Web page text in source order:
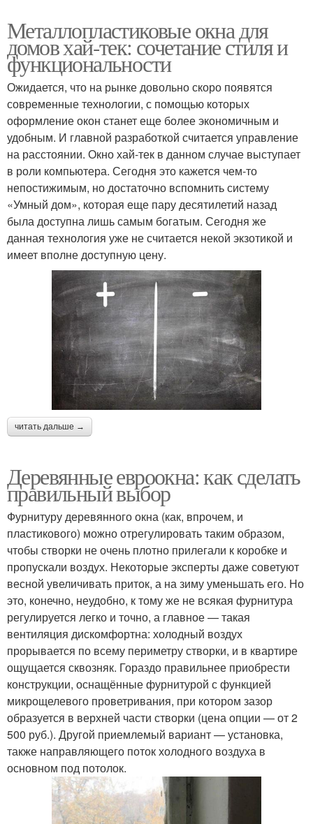
Металлопластиковые окна для
домов хай-тек: сочетание стиля и
функциональности
Ожидается, что на рынке довольно скоро появятся
современные технологии, с помощью которых
оформление окон станет еще более экономичным и
удобным. И главной разработкой считается управление
на расстоянии. Окно хай-тек в данном случае выступает
в роли компьютера. Сегодня это кажется чем-то
непостижимым, но достаточно вспомнить систему
«Умный дом», которая еще пару десятилетий назад
была доступна лишь самым богатым. Сегодня же
данная технология уже не считается некой экзотикой и
имеет вполне доступную цену.
читать дальше →
Деревянные евроокна: как сделать
правильный выбор
Фурнитуру деревянного окна (как, впрочем, и
пластикового) можно отрегулировать таким образом,
чтобы створки не очень плотно прилегали к коробке и
пропускали воздух. Некоторые эксперты даже советуют
весной увеличивать приток, а на зиму уменьшать его. Но
это, конечно, неудобно, к тому же не всякая фурнитура
регулируется легко и точно, а главное — такая
вентиляция дискомфортна: холодный воздух
прорывается по всему периметру створки, и в квартире
ощущается сквозняк. Гораздо правильнее приобрести
конструкции, оснащённые фурнитурой с функцией
микрощелевого проветривания, при котором зазор
образуется в верхней части створки (цена опции — от 2
500 руб.). Другой приемлемый вариант — установка,
также направляющего поток холодного воздуха в
основном под потолок.